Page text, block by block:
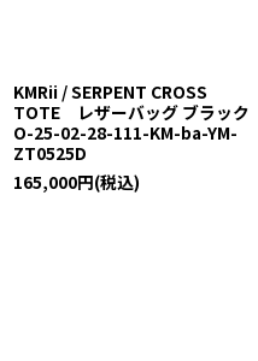
KMRii / SERPENT CROSS
TOTE レザーバッグ ブラック
O-25-02-28-111-KM-ba-YM-
ZT0525D
165,000円(税込)